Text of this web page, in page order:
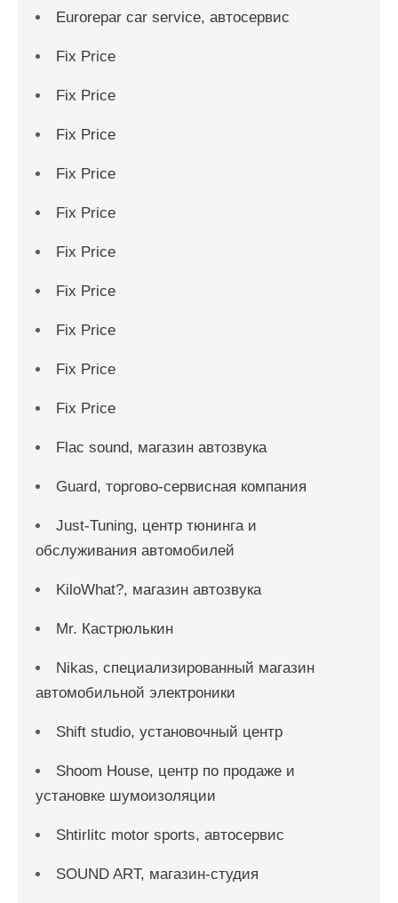
Eurorepar car service, автосервис
Fix Price
Fix Price
Fix Price
Fix Price
Fix Price
Fix Price
Fix Price
Fix Price
Fix Price
Fix Price
Flac sound, магазин автозвука
Guard, торгово-сервисная компания
Just-Tuning, центр тюнинга и
обслуживания автомобилей
KiloWhat?, магазин автозвука
Mr. Кастрюлькин
Nikas, специализированный магазин
автомобильной электроники
Shift studio, установочный центр
Shoom House, центр по продаже и
установке шумоизоляции
Shtirlitc motor sports, автосервис
SOUND ART, магазин-студия